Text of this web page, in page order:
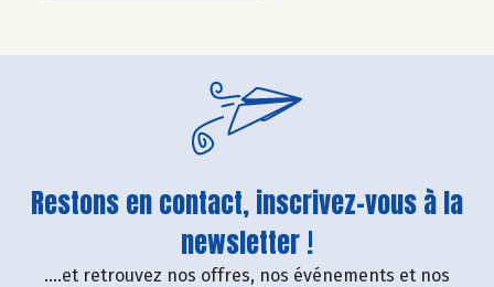
Restons en contact, inscrivez-vous à la
newsletter !
....et retrouvez nos offres, nos événements et nos